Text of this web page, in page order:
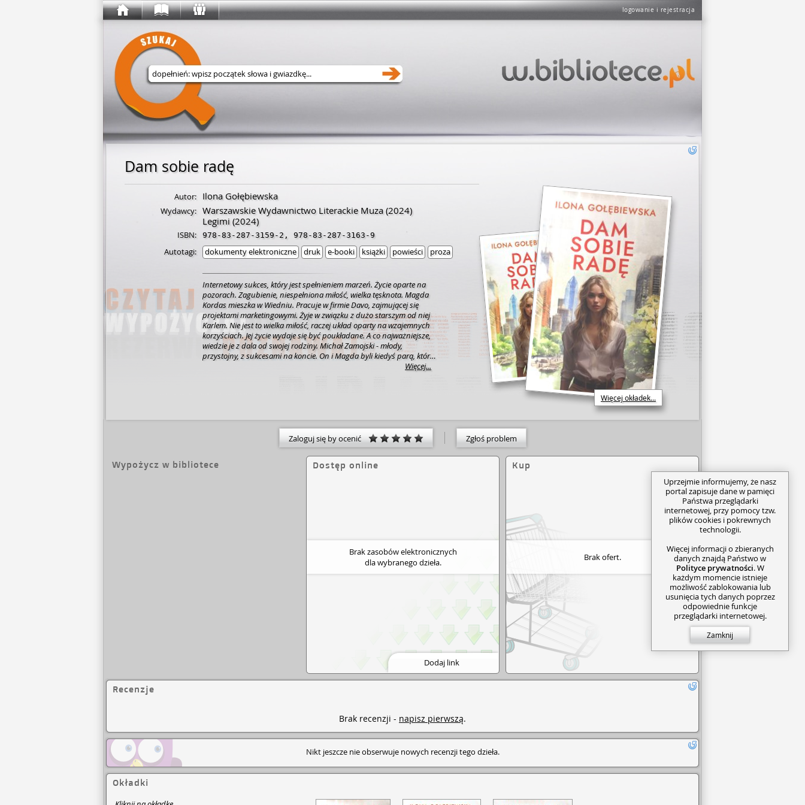
logowanie i rejestracja
Wyszukaj w serwisie
Dam sobie radę
Więcej okładek...
Autor: Ilona Gołębiewska
Wydawcy: Warszawskie Wydawnictwo Literackie Muza(2024)
Legimi (2024)
ISBN: 978-83-287-3159-2 , 978-83-287-3163-9
Autotagi: dokumenty elektroniczne druk e-booki książki powieści proza
Internetowy sukces, który jest spełnieniem marzeń. Życie oparte na
pozorach. Zagubienie, niespełniona miłość, wielka tęsknota. Magda
Kordas mieszka w Wiedniu. Pracuje w firmie Davo, zajmującej się
projektami marketingowymi. Żyje w związku z dużo starszym od niej
Karlem. Nie jest to wielka miłość, raczej układ oparty na wzajemnych
korzyściach. Jej życie wydaje się być poukładane. A co najważniejsze,
wiedzie je z dala od swojej rodziny. Michał Zamojski - młody,
przystojny, z sukcesami na koncie. On i Magda byli kiedyś parą, która
nie widziała świata poza sobą. Zakochani. Zaangażowani. Planujący
nowej pracy, stara się przekuć swoją pasję gotowania w internetową
rozpoznawalność i na nowo uczy się stawiać granice matce, która
wkracza do jej życia. Pewnego dnia odkrywa również, że Michał mierzy
się z ogromną tragedią. Nie myśląc wiele postanawia mu pomóc,
czym wywołuje lawinę zdarzeń.
Czy Magda będzie w stanie wybaczyć
Więcej...
Zaloguj się by ocenić Zgłoś problem
Wypożycz w bibliotece Dostęp online
Brak zasobów elektronicznych
dla wybranego dzieła.
Dodaj link
Kup
Brak ofert.
Recenzje
Brak recenzji - napisz pierwszą.
Nikt jeszcze nie obserwuje nowych recenzji tego dzieła.
Okładki
Uprzejmie informujemy, że nasz
portal zapisuje dane w pamięci
Państwa przeglądarki
internetowej, przy pomocy tzw.
plików cookies i pokrewnych
technologii.
Więcej informacji o zbieranych
danych znajdą Państwo w
Polityce prywatności. W
każdym momencie istnieje
możliwość zablokowania lub
usunięcia tych danych poprzez
odpowiednie funkcje
przeglądarki internetowej.
Zamknij